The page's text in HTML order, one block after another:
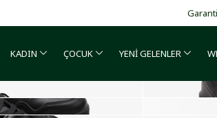
KADIN ÇOCUK YENİ GELENLER